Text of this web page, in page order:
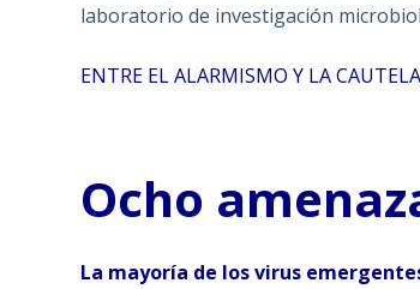
laboratorio de investigación
ENTRE EL ALARMISMO Y LA CAUTELA
Ocho
La mayoría de los virus